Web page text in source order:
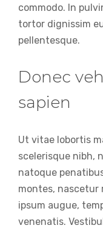
commodo. In
tortor dignissim
pellentesque.
Donec
sapien
Ut vitae lobortis
scelerisque nibh,
natoque
montes, nascetur
ipsum augue,
venenatis.